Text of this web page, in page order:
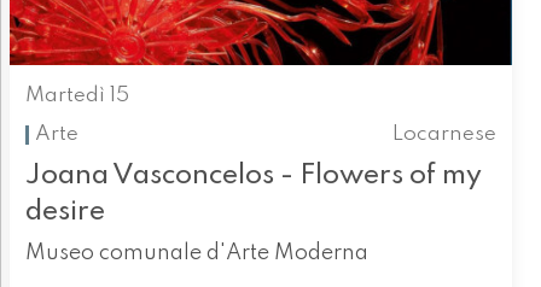
Martedì 15
Arte
Locarnese
Joana Vasconcelos - Flowers of my
desire
Museo comunale d'Arte Moderna